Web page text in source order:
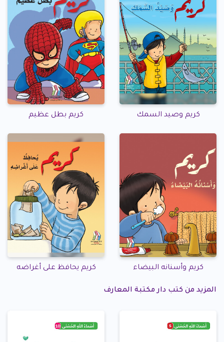
كريم وصيد السمك كريم بطل عظيم
كريم وأسنانه البيضاء كريم يحافظ على أغراضه
المزيد من كتب دار مكتبة المعارف